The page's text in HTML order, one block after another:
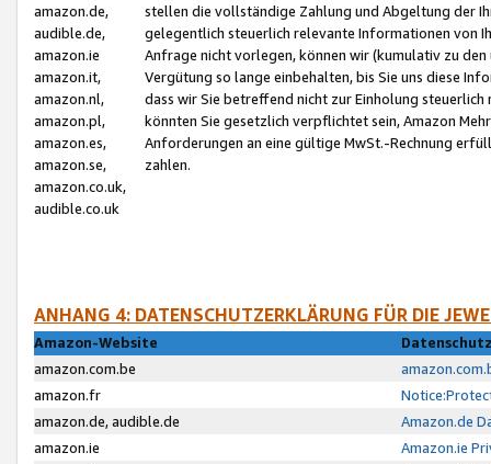
amazon.de,
audible.de,
amazon.ie
amazon.it,
amazon.nl,
amazon.pl,
amazon.es,
amazon.se,
amazon.co.uk,
audible.co.uk
stellen die vollständige Zahlung und Abgeltung der
gelegentlich steuerlich relevante Informationen von
Anfrage nicht vorlegen, können wir (kumulativ zu
Vergütung so lange einbehalten, bis Sie uns diese
dass wir Sie betreffend nicht zur Einholung
könnten Sie gesetzlich verpflichtet sein, Amazon
Anforderungen an eine gültige MwSt.-Rechnung
zahlen.
ANHANG 4: DATENSCHUTZERKLÄRUNG FÜR DIE
Amazon-Website
amazon.com.be
amazon.fr
amazon.de, audible.de
Amazon.de
amazon.ie
Amazon.ie